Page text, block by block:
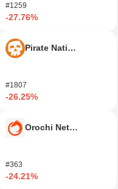
#1259
-27.76%
Pirate Nation Token
#1807
-26.25%
Orochi Network
#363
-24.21%